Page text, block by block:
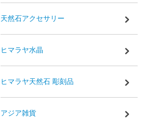
天然石アクセサリー
ヒマラヤ水晶
ヒマラヤ天然石 彫刻品
アジア雑貨